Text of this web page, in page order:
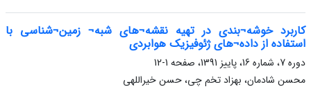
کاربرد خوشه¬بندی در تهیه نقشه¬های شبه¬ زمین¬شناسی با
استفاده از داده¬های ژئوفیزیک هوابردی
دوره 7، شماره 16، پاییز 1391، صفحه
1-12
محسن شادمان، بهزاد تخم چی، حسن خیراللهی